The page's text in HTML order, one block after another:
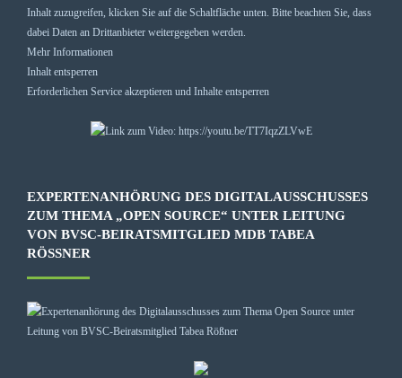
Inhalt zuzugreifen, klicken Sie auf die Schaltfläche unten. Bitte beachten Sie, dass
dabei Daten an Drittanbieter weitergegeben werden.
Mehr Informationen
Inhalt entsperren
Erforderlichen Service akzeptieren und Inhalte entsperren
EXPERTENANHÖRUNG DES DIGITALAUSSCHUSSES
ZUM THEMA „OPEN SOURCE“ UNTER LEITUNG
VON BVSC-BEIRATSMITGLIED MDB TABEA
RÖSSNER